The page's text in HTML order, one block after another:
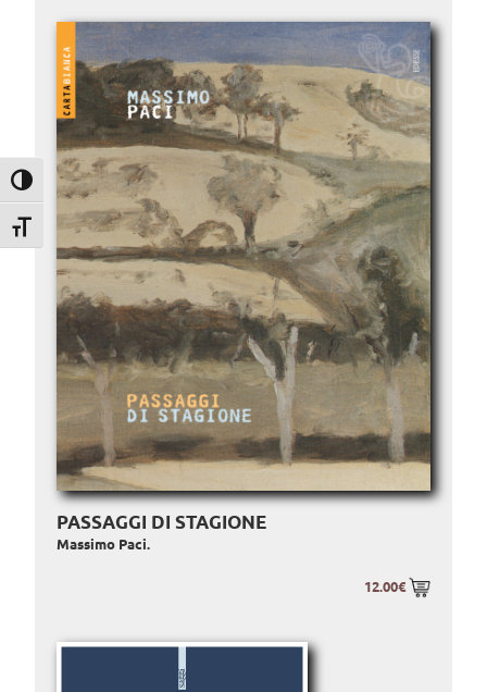
Attiva/disattiva alto contrasto
Attiva/disattiva dimensione testo
PASSAGGI DI STAGIONE
Massimo Paci.
12.00€